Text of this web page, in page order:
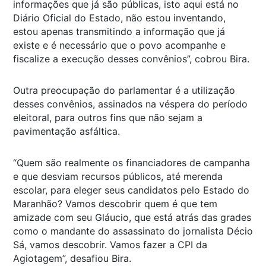
informações que já são públicas, isto aqui está no
Diário Oficial do Estado, não estou inventando,
estou apenas transmitindo a informação que já
existe e é necessário que o povo acompanhe e
fiscalize a execução desses convênios”, cobrou Bira.
Outra preocupação do parlamentar é a utilização
desses convênios, assinados na véspera do período
eleitoral, para outros fins que não sejam a
pavimentação asfáltica.
“Quem são realmente os financiadores de campanha
e que desviam recursos públicos, até merenda
escolar, para eleger seus candidatos pelo Estado do
Maranhão? Vamos descobrir quem é que tem
amizade com seu Gláucio, que está atrás das grades
como o mandante do assassinato do jornalista Décio
Sá, vamos descobrir. Vamos fazer a CPI da
Agiotagem”, desafiou Bira.